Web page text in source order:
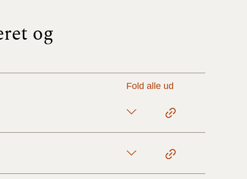
(17/9 - 31/12
og
Fold alle ud